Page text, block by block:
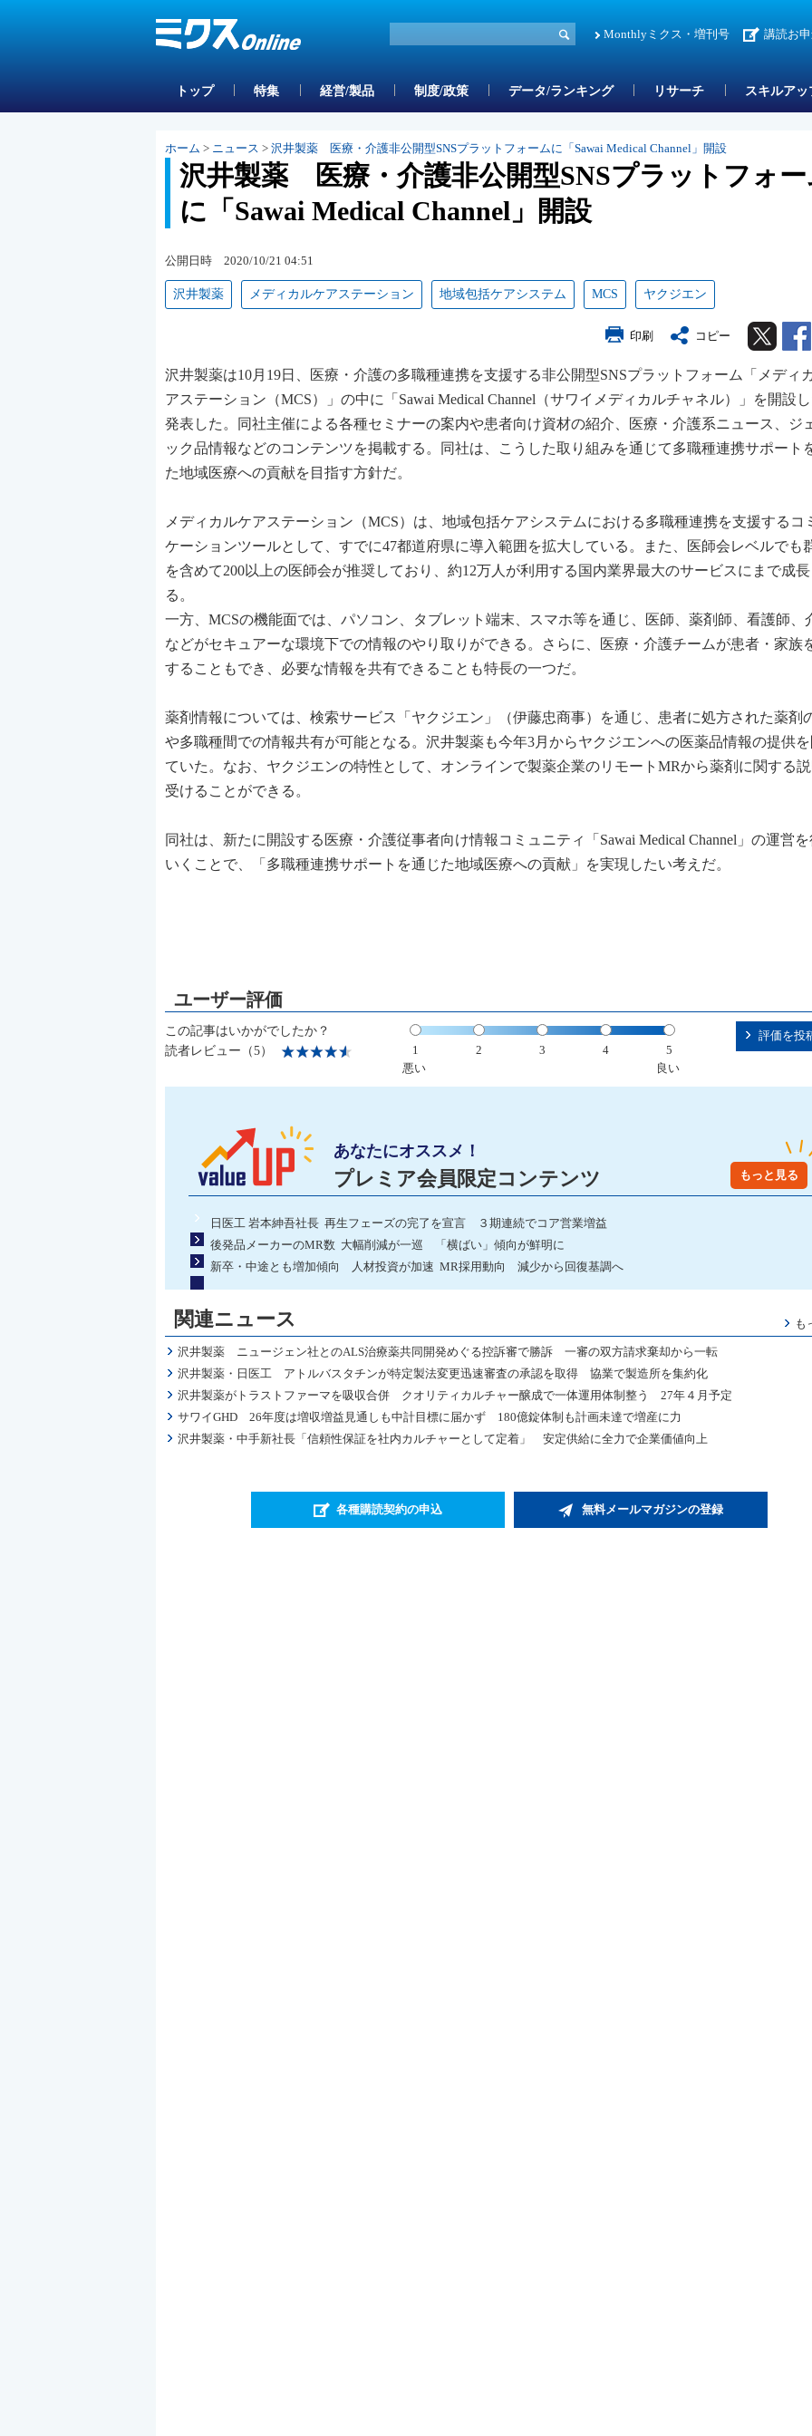
Monthlyミクス・増刊号 講読お
トップ 特集 経営/製品 制度/政策 データ/ランキング リサーチ スキルア
ホーム > ニュース > 沢井製薬 医療・介護非公開型SNSプラットフォームに「Sawai Medical Channel」開設
沢井製薬 医療・介護非公開型SNSプラットフォー
に「Sawai Medical Channel」開設
公開日時 2020/10/21 04:51
沢井製薬 メディカルケアステーション 地域包括ケアシステム MCS ヤクジエン
印刷 コピー Twitter
沢井製薬は10月19日、医療・介護の多職種連携を支援する非公開型SNSプラットフォーム「メディ
アステーション（MCS）」の中に「Sawai Medical Channel（サワイメディカルチャネル）」を開設
発表した。同社主催による各種セミナーの案内や患者向け資材の紹介、医療・介護系ニュース、ジ
ック品情報などのコンテンツを掲載する。同社は、こうした取り組みを通じて多職種連携サポート
た地域医療への貢献を目指す方針だ。
メディカルケアステーション（MCS）は、地域包括ケアシステムにおける多職種連携を支援するコ
ケーションツールとして、すでに47都道府県に導入範囲を拡大している。また、医師会レベルでも
を含めて200以上の医師会が推奨しており、約12万人が利用する国内業界最大のサービスにまで成
る。
一方、MCSの機能面では、パソコン、タブレット端末、スマホ等を通じ、医師、薬剤師、看護師、
などがセキュアーな環境下での情報のやり取りができる。さらに、医療・介護チームが患者・家族
することもでき、必要な情報を共有できることも特長の一つだ。
薬剤情報については、検索サービス「ヤクジエン」（伊藤忠商事）を通じ、患者に処方された薬剤
や多職種間での情報共有が可能となる。沢井製薬も今年3月からヤクジエンへの医薬品情報の提供を
ていた。なお、ヤクジエンの特性として、オンラインで製薬企業のリモートMRから薬剤に関する
受けることができる。
同社は、新たに開設する医療・介護従事者向け情報コミュニティ「Sawai Medical Channel」の運営を
いくことで、「多職種連携サポートを通じた地域医療への貢献」を実現したい考えだ。
この記事はいかがでしたか？
読者レビュー（5）
1 2 3 4
5
悪い
良い
評価を投
あなたにオススメ！
プレミア会員限定コンテンツ もっと見る
日医工 岩本紳吾社長 再生フェーズの完了を宣言 ３期連続でコア営業増益
後発品メーカーのMR数 大幅削減が一巡 「横ばい」傾向が鮮明に
新卒・中途とも増加傾向 人材投資が加速 MR採用動向 減少から回復基調へ
関連ニュース も
沢井製薬 ニュージェン社とのALS治療薬共同開発めぐる控訴審で勝訴 一審の双方請求棄却から一転
沢井製薬・日医工 アトルバスタチンが特定製法変更迅速審査の承認を取得 協業で製造所を集約化
沢井製薬がトラストファーマを吸収合併 クオリティカルチャー醸成で一体運用体制整う 27年４月予定
サワイGHD 26年度は増収増益見通しも中計目標に届かず 180億錠体制も計画未達で増産に力
沢井製薬・中手新社長「信頼性保証を社内カルチャーとして定着」 安定供給に全力で企業価値向上
各種購読契約の申込 無料メールマガジンの登録